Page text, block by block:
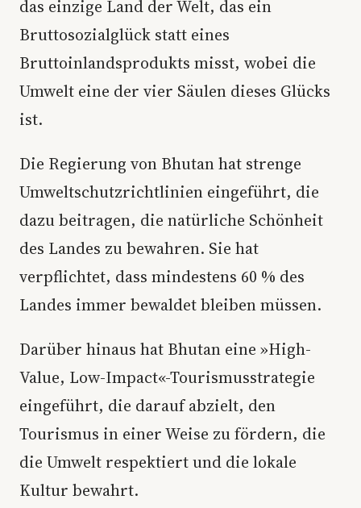
das einzige Land der Welt, das ein
Bruttosozialglück statt eines
Bruttoinlandsprodukts misst, wobei die
Umwelt eine der vier Säulen dieses Glücks
ist.
Die Regierung von Bhutan hat strenge
Umweltschutzrichtlinien eingeführt, die
dazu beitragen, die natürliche Schönheit
des Landes zu bewahren. Sie hat
verpflichtet, dass mindestens 60 % des
Landes immer bewaldet bleiben müssen.
Darüber hinaus hat Bhutan eine »High-
Value, Low-Impact«-Tourismusstrategie
eingeführt, die darauf abzielt, den
Tourismus in einer Weise zu fördern, die
die Umwelt respektiert und die lokale
Kultur bewahrt.